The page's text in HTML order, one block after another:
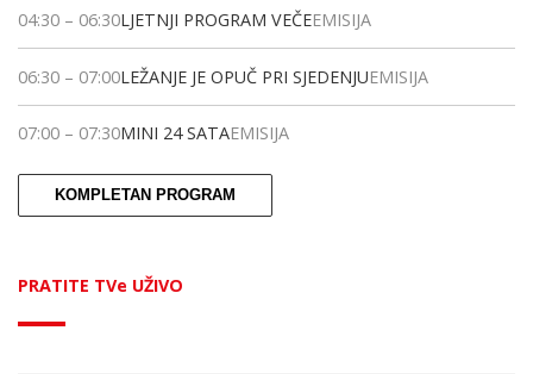
04:30 – 06:30LJETNJI PROGRAM VEČEEMISIJA
06:30 – 07:00LEŽANJE JE OPUČ PRI SJEDENJUEMISIJA
07:00 – 07:30MINI 24 SATAEMISIJA
KOMPLETAN PROGRAM
PRATITE TVe UŽIVO